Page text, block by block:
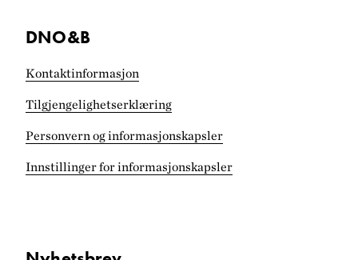
DNO&B
Kontaktinformasjon
Tilgjengelighets­erklæring
Personvern og informasjonskapsler
Innstillinger for informasjonskapsler